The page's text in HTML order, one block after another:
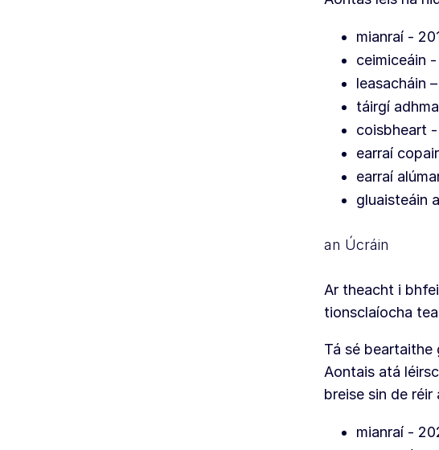
mianraí -
ceimiceáin -
leasacháin
táirgí
coisbheart -
earraí
earraí
gluaisteáin
an Úcráin
Ar theacht i
tionsclaíocha
Tá sé beartaithe
Aontais atá
breise sin de
mianraí -